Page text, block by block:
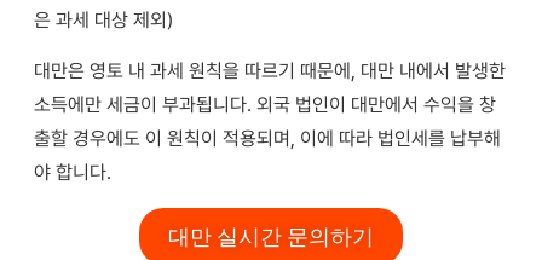
은 과세 대상 제외)
대만은 영토 내 과세 원칙을 따르기 때문에, 대만 내에서 발생한
소득에만 세금이 부과됩니다. 외국 법인이 대만에서 수익을 창
출할 경우에도 이 원칙이 적용되며, 이에 따라 법인세를 납부해
야 합니다.
대만 실시간 문의하기